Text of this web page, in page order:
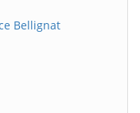
Bellignat